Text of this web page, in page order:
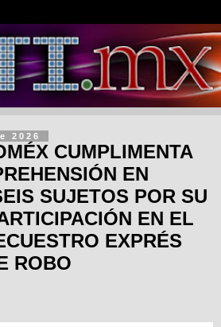
2026
CUMPLIMENTA
EN
SUJETOS POR SU
EN EL
EXPRÉS
ROBO